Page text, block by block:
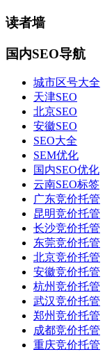
读者墙
国内SEO导航
城市区号大全
天津SEO
北京SEO
安徽SEO
SEO大全
SEM优化
国内SEO优化
云南SEO标签
广东竞价托管
昆明竞价托管
长沙竞价托管
东莞竞价托管
北京竞价托管
安徽竞价托管
杭州竞价托管
武汉竞价托管
郑州竞价托管
成都竞价托管
重庆竞价托管